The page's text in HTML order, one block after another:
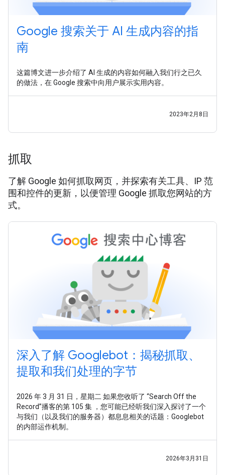
Google 搜索关于 AI 生成内容的指
南
这篇博文进一步介绍了 AI 生成的内容如何融入我们行之已久
的做法，在 Google 搜索中向用户展示实用内容。
2023年2月8日
抓取
了解 Google 如何抓取网页，并探索有关工具、IP 范
围和控件的更新，以便管理 Google 抓取您网站的方
式。
深入了解 Googlebot：揭秘抓取、
提取和我们处理的字节
2026 年 3 月 31 日，星期二 如果您收听了 “Search Off the
Record”播客的第 105 集 ，您可能已经听我们深入探讨了一个
与我们（以及我们的服务器）都息息相关的话题：Googlebot
的内部运作机制。
2026年3月31日